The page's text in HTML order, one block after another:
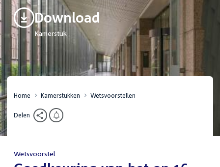
Download
Kamerstuk
Home Kamerstukken Wetsvoorstellen
Delen
Wetsvoorstel
: